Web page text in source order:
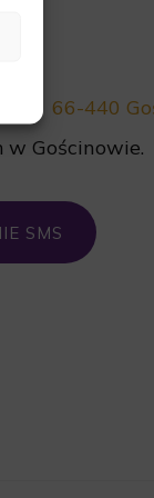
66-440
Gościnowie.
SMS